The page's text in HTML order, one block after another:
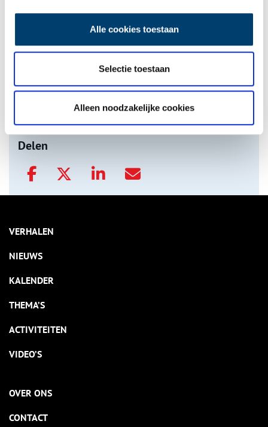
Alle cookies toestaan
Selectie toestaan
Alleen noodzakelijke cookies
Nederlandse autofabrieken van vroeger
onh.nl>video>
Delen
VERHALEN
NIEUWS
KALENDER
THEMA’S
ACTIVITEITEN
VIDEO’S
OVER ONS
CONTACT